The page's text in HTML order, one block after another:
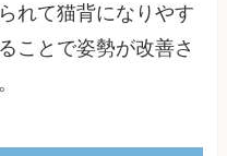
れて猫背になりやす
ことで姿勢が改善さ